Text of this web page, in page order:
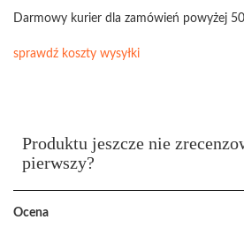
Darmowy kurier dla zamówień powyżej
sprawdź koszty wysyłki
Produktu jeszcze nie
pierwszy?
Ocena